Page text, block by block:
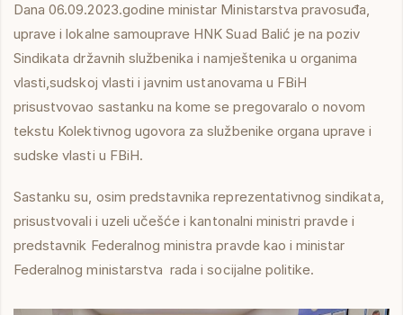
Dana 06.09.2023.godine ministar Ministarstva pravosuđa,
uprave i lokalne samouprave HNK Suad Balić je na poziv
Sindikata državnih službenika i namještenika u organima
vlasti,sudskoj vlasti i javnim ustanovama u FBiH
prisustvovao sastanku na kome se pregovaralo o novom
tekstu Kolektivnog ugovora za službenike organa uprave i
sudske vlasti u FBiH.
Sastanku su, osim predstavnika reprezentativnog sindikata,
prisustvovali i uzeli učešće i kantonalni ministri pravde i
predstavnik Federalnog ministra pravde kao i ministar
Federalnog ministarstva rada i socijalne politike.